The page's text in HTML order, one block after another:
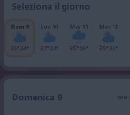
Seleziona il giorno
Dom 9
35°24°
Lun 10
37°24°
Mar 11
35°26°
Mer 12
35°25°
Domenica 9 ore